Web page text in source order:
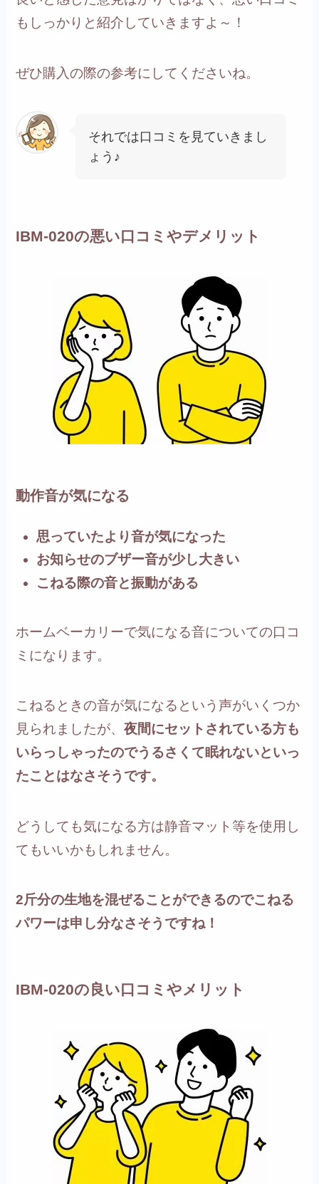
もしっかりと紹介していきますよ～！
ぜひ購入の際の参考にしてくださいね。
それでは口コミを見ていきまし
ょう♪
IBM-020の悪い口コミやデメリット
動作音が気になる
思っていたより音が気になった
お知らせのブザー音が少し大きい
こねる際の音と振動がある
ホームベーカリーで気になる音についての口コ
ミになります。
こねるときの音が気になるという声がいくつか
見られましたが、夜間にセットされている方も
いらっしゃったのでうるさくて眠れないといっ
たことはなさそうです。
どうしても気になる方は静音マット等を使用し
てもいいかもしれません。
2斤分の生地を混ぜることができるのでこねる
パワーは申し分なさそうですね！
IBM-020の良い口コミやメリット